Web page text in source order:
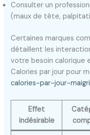
Consulter un
(maux de tête,
Certaines marques
détaillent les
votre besoin calorique
Calories par jour pour
calories-par-jour-
Effet
indésirable